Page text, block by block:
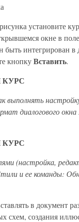
установите
окне в поле
быть интегрирован
кнопкуВставить.
выполнять
диалогового
(настройка,
и ее команды:
в документ
схем, создания